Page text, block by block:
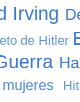
Irving
de Hitler